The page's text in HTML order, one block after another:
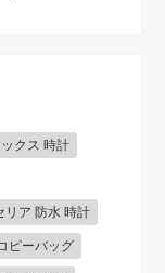
クス 時計
リア 防水 時計
ピーバッグ